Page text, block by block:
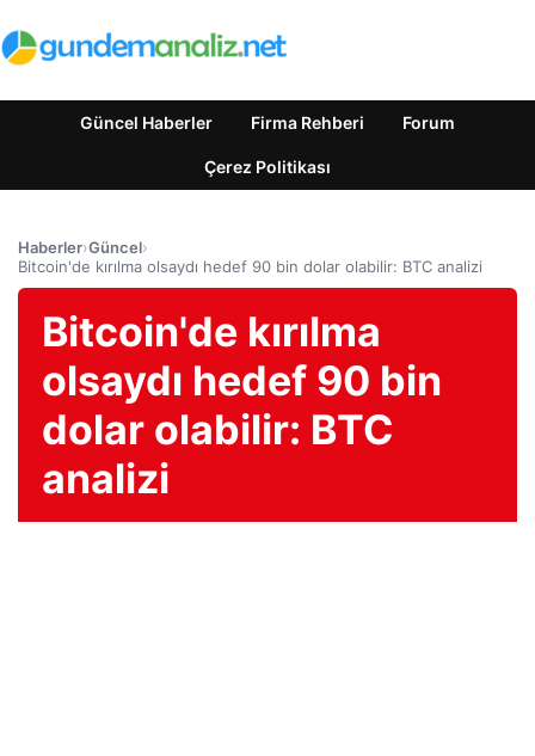
Güncel Haberler Firma Rehberi Forum
Çerez Politikası
Haberler›Güncel›
Bitcoin'de kırılma olsaydı hedef 90 bin dolar olabilir: BTC analizi
Bitcoin'de kırılma
olsaydı hedef 90 bin
dolar olabilir: BTC
analizi